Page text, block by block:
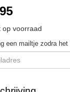
op voorraad
een mailtje zodra